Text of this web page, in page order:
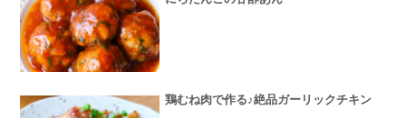
鶏むね肉で作る♪絶品ガーリックチキン